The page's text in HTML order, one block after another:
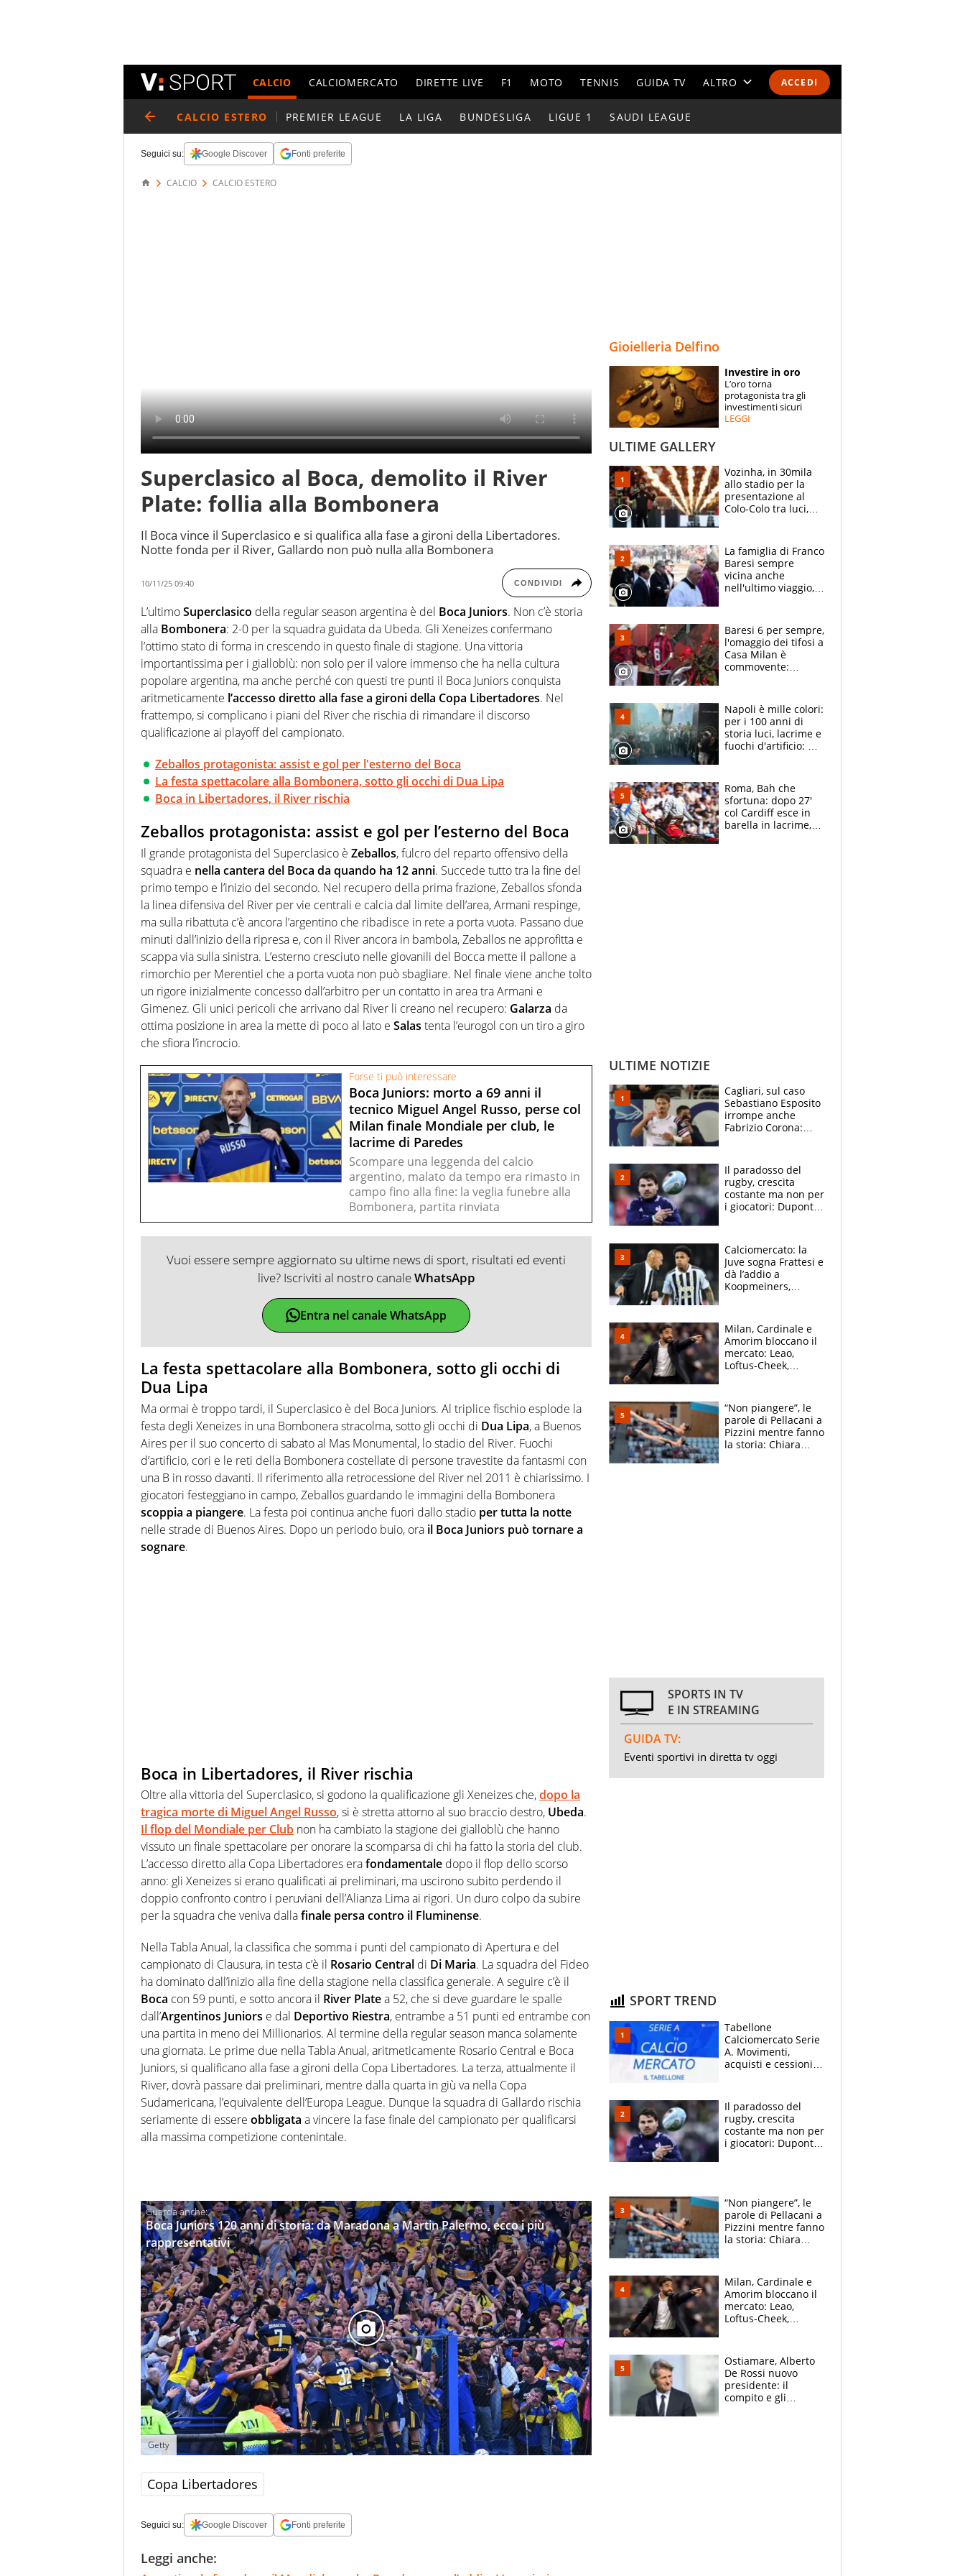
ACCEDI
CALCIO CALCIOMERCATO DIRETTE LIVE F1 MOTO TENNIS GUIDA TV ALTRO
ESPERTI
CONTATTI
CALCIO ESTERO PREMIER LEAGUE LA LIGA BUNDESLIGA LIGUE 1 SAUDI LEAGUE
Seguici su: Google Discover Fonti preferite
CALCIO CALCIO ESTERO
Superclasico al Boca, demolito il River
Plate: follia alla Bombonera
Il Boca vince il Superclasico e si qualifica alla fase a gironi della Libertadores.
Notte fonda per il River, Gallardo non può nulla alla Bombonera
10/11/25 09:40 CONDIVIDI
L’ultimoSuperclasico della regular season argentina è del Boca Juniors. Non c’è storia
alla Bombonera: 2-0 per la squadra guidata da Ubeda. Gli Xeneizes confermano
l’ottimo stato di forma in crescendo in questo finale di stagione. Una vittoria
importantissima per i gialloblù: non solo per il valore immenso che ha nella cultura
popolare argentina, ma anche perché con questi tre punti il Boca Juniors conquista
aritmeticamente l’accesso diretto alla fase a gironi della Copa Libertadores. Nel
frattempo, si complicano i piani del River che rischia di rimandare il discorso
qualificazione ai playoff del campionato.
Zeballos protagonista: assist e gol per l'esterno del Boca
La festa spettacolare alla Bombonera, sotto gli occhi di Dua Lipa
Boca in Libertadores, il River rischia
Zeballos protagonista: assist e gol per l’esterno del Boca
Il grande protagonista del Superclasico è Zeballos, fulcro del reparto offensivo della
squadra e nella cantera del Boca da quando ha 12 anni. Succede tutto tra la fine del
primo tempo e l’inizio del secondo. Nel recupero della prima frazione, Zeballos sfonda
la linea difensiva del River per vie centrali e calcia dal limite dell’area, Armani respinge,
ma sulla ribattuta c’è ancora l’argentino che ribadisce in rete a porta vuota. Passano due
minuti dall’inizio della ripresa e, con il River ancora in bambola, Zeballos ne approfitta e
scappa via sulla sinistra. L’esterno cresciuto nelle giovanili del Bocca mette il pallone a
rimorchio per Merentiel che a porta vuota non può sbagliare. Nel finale viene anche tolto
un rigore inizialmente concesso dall’arbitro per un contatto in area tra Armani e
Gimenez. Gli unici pericoli che arrivano dal River li creano nel recupero: Galarza da
ottima posizione in area la mette di poco al lato e Salas tenta l’eurogol con un tiro a giro
che sfiora l’incrocio.
Forse ti può interessare
Boca Juniors: morto a 69 anni il
tecnico Miguel Angel Russo, perse col
Milan finale Mondiale per club, le
lacrime di Paredes
Scompare una leggenda del calcio
argentino, malato da tempo era rimasto in
campo fino alla fine: la veglia funebre alla
Bombonera, partita rinviata
Vuoi essere sempre aggiornato su ultime news di sport, risultati ed eventi
live? Iscriviti al nostro canaleWhatsApp
Entra nel canale WhatsApp
La festa spettacolare alla Bombonera, sotto gli occhi di
Dua Lipa
Ma ormai è troppo tardi, il Superclasico è del Boca Juniors. Al triplice fischio esplode la
festa degli Xeneizes in una Bombonera stracolma, sotto gli occhi di Dua Lipa, a Buenos
Aires per il suo concerto di sabato al Mas Monumental, lo stadio del River. Fuochi
d’artificio, cori e le reti della Bombonera costellate di persone travestite da fantasmi con
una B in rosso davanti. Il riferimento alla retrocessione del River nel 2011 è chiarissimo. I
giocatori festeggiano in campo, Zeballos guardando le immagini della Bombonera
scoppia a piangere. La festa poi continua anche fuori dallo stadio per tutta la notte
nelle strade di Buenos Aires. Dopo un periodo buio, ora il Boca Juniors può tornare a
sognare.
Boca in Libertadores, il River rischia
Oltre alla vittoria del Superclasico, si godono la qualificazione gli Xeneizes che,dopo la
tragica morte di Miguel Angel Russo, si è stretta attorno al suo braccio destro, Ubeda.
Il flop del Mondiale per Club non ha cambiato la stagione dei gialloblù che hanno
vissuto un finale spettacolare per onorare la scomparsa di chi ha fatto la storia del club.
L’accesso diretto alla Copa Libertadores erafondamentale dopo il flop dello scorso
anno: gli Xeneizes si erano qualificati ai preliminari, ma uscirono subito perdendo il
doppio confronto contro i peruviani dell’Alianza Lima ai rigori. Un duro colpo da subire
per la squadra che veniva dallafinale persa contro il Fluminense.
Nella Tabla Anual, la classifica che somma i punti del campionato di Apertura e del
campionato di Clausura, in testa c’è il Rosario Central di Di Maria. La squadra del Fideo
ha dominato dall’inizio alla fine della stagione nella classifica generale. A seguire c’è il
Boca con 59 punti, e sotto ancora il River Platea 52, che si deve guardare le spalle
dall’Argentinos Juniors e dal Deportivo Riestra, entrambe a 51 punti ed entrambe con
una partita in meno dei Millionarios. Al termine della regular season manca solamente
una giornata. Le prime due nella Tabla Anual, aritmeticamente Rosario Central e Boca
Juniors, si qualificano alla fase a gironi della Copa Libertadores. La terza, attualmente il
River, dovrà passare dai preliminari, mentre dalla quarta in giù va nella Copa
Sudamericana, l’equivalente dell’Europa League. Dunque la squadra di Gallardo rischia
seriamente di essere obbligata a vincere la fase finale del campionato per qualificarsi
alla massima competizione contenintale.
Boca Juniors 120 anni di storia: da Maradona a Martin Palermo, ecco i più
rappresentativi
Getty
Copa Libertadores
Seguici su: Google Discover Fonti preferite
Leggi anche:
Gioielleria Delfino
Investire in oro
L’oro torna
protagonista tra gli
investimenti sicuri
LEGGI
ULTIME GALLERY
Vozinha, in 30mila
allo stadio per la
presentazione al
Colo-Colo tra luci,
La famiglia di Franco
Baresi sempre
vicina anche
nell'ultimo viaggio,
circondati
dall'affetto dei tifosi
Baresi 6 per sempre,
l'omaggio dei tifosi a
Casa Milan è
commovente:
bigliettini
Napoli è mille colori:
per i 100 anni di
storia luci, lacrime e
fuochi d'artificio: De
Roma, Bah che
sfortuna: dopo 27'
col Cardiff esce in
barella in lacrime,
ULTIME NOTIZIE
Cagliari, sul caso
Sebastiano Esposito
irrompe anche
Fabrizio Corona:
prove”
Il paradosso del
rugby, crescita
costante ma non per
i giocatori: Dupont
solo 1,4 milioni
all'anno
Calciomercato: la
Juve sogna Frattesi e
dà l’addio a
Koopmeiners,
scatenata
Milan, Cardinale e
Amorim bloccano il
mercato: Leao,
Loftus-Cheek,
Soulè e Osorio nel
mirino
“Non piangere”, le
parole di Pellacani a
Pizzini mentre fanno
la storia: Chiara
SPORTS IN TV
E IN STREAMING
GUIDA TV:
Eventi sportivi in diretta tv oggi
SPORT TREND
Tabellone
Calciomercato Serie
A. Movimenti,
acquisti e cessioni:
Il paradosso del
rugby, crescita
costante ma non per
i giocatori: Dupont
“Non piangere”, le
parole di Pellacani a
Pizzini mentre fanno
la storia: Chiara
Milan, Cardinale e
Amorim bloccano il
mercato: Leao,
Loftus-Cheek,
Soulè e Osorio nel
mirino
Ostiamare, Alberto
De Rossi nuovo
presidente: il
compito e gli